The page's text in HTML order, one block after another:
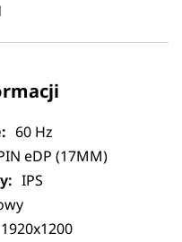
60 Hz
eDP (17MM)
IPS
1920x1200